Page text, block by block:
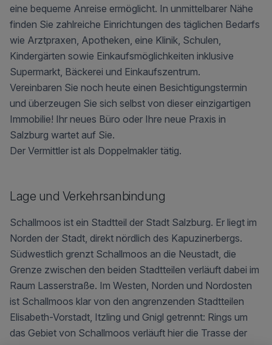
eine bequeme Anreise ermöglicht. In unmittelbarer Nähe
finden Sie zahlreiche Einrichtungen des täglichen Bedarfs
wie Arztpraxen, Apotheken, eine Klinik, Schulen,
Kindergärten sowie Einkaufsmöglichkeiten inklusive
Supermarkt, Bäckerei und Einkaufszentrum.
Vereinbaren Sie noch heute einen Besichtigungstermin
und überzeugen Sie sich selbst von dieser einzigartigen
Immobilie! Ihr neues Büro oder Ihre neue Praxis in
Salzburg wartet auf Sie.
Der Vermittler ist als Doppelmakler tätig.
Lage und Verkehrs­anbindung
Schallmoos ist ein Stadtteil der Stadt Salzburg. Er liegt im
Norden der Stadt, direkt nördlich des Kapuzinerbergs.
Südwestlich grenzt Schallmoos an die Neustadt, die
Grenze zwischen den beiden Stadtteilen verläuft dabei im
Raum Lasserstraße. Im Westen, Norden und Nordosten
ist Schallmoos klar von den angrenzenden Stadtteilen
Elisabeth-Vorstadt, Itzling und Gnigl getrennt: Rings um
das Gebiet von Schallmoos verläuft hier die Trasse der